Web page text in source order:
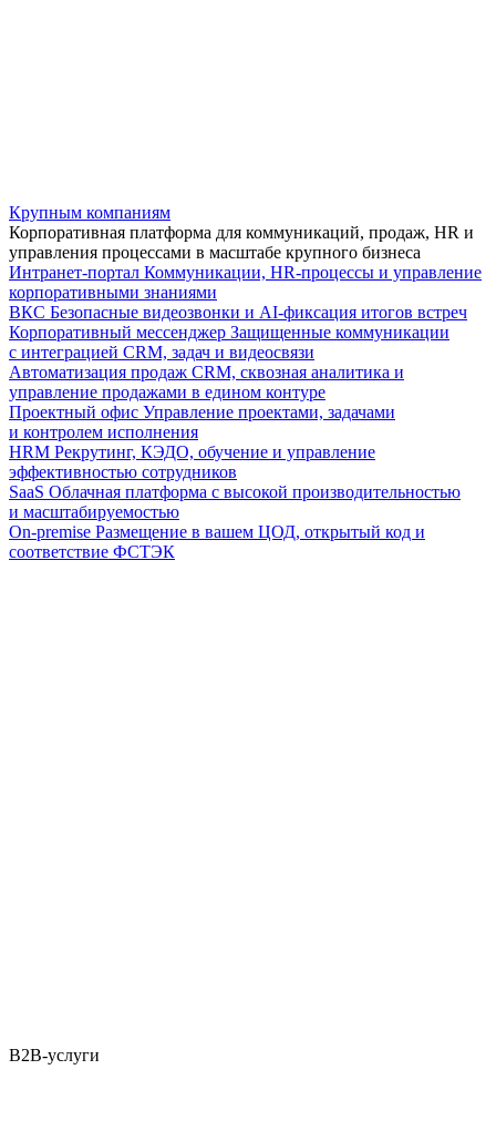
Крупным компаниям
Корпоративная платформа для коммуникаций, продаж, HR и
управления процессами в масштабе крупного бизнеса
Интранет-портал Коммуникации, HR-процессы и управление
корпоративными знаниями
ВКС Безопасные видеозвонки и AI-фиксация итогов встреч
Корпоративный мессенджер Защищенные коммуникации
с интеграцией CRM, задач и видеосвязи
Автоматизация продаж CRM, сквозная аналитика и
управление продажами в едином контуре
Проектный офис Управление проектами, задачами
и контролем исполнения
HRM Рекрутинг, КЭДО, обучение и управление
эффективностью сотрудников
SaaS Облачная платформа с высокой производительностью
и масштабируемостью
On-premise Размещение в вашем ЦОД, открытый код и
соответствие ФСТЭК
B2B-услуги